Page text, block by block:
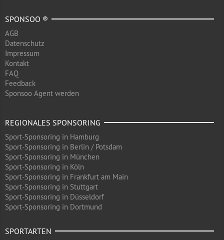
SPONSOO ®
AGB
Datenschutz
Impressum
Kontakt
FAQ
Feedback
Sponsoo Agent werden
REGIONALES SPONSORING
Sport-Sponsoring in Hamburg
Sport-Sponsoring in Berlin / Potsdam
Sport-Sponsoring in München
Sport-Sponsoring in Köln
Sport-Sponsoring in Frankfurt am Main
Sport-Sponsoring in Stuttgart
Sport-Sponsoring in Düsseldorf
Sport-Sponsoring in Dortmund
SPORTARTEN